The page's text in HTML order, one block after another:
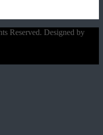
Reserved. Designed by